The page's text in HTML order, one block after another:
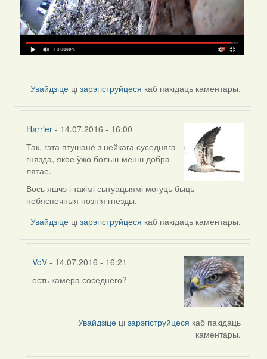
Увайдзіце цізарэгіструйцеся каб пакідаць каментары.
Harrier - 14.07.2016 - 16:00
In
reply
to
by
VoV
Так, гэта птушанё з нейкага суседняга
гнязда, якое ўжо больш-менш добра
лятае.
Вось яшчэ і такімі сытуацыямі могуць быць
небяспечныя познія гнёзды.
Увайдзіце цізарэгіструйцеся каб пакідаць каментары.
VoV- 14.07.2016 - 16:21
In
есть камера соседнего?
Увайдзіце цізарэгіструйцеся каб пакідаць
каментары.